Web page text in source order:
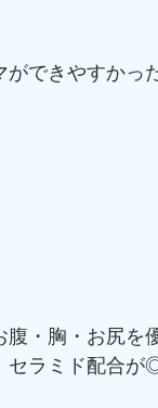
できやすかっ
・胸・お尻を
セラミド配合が